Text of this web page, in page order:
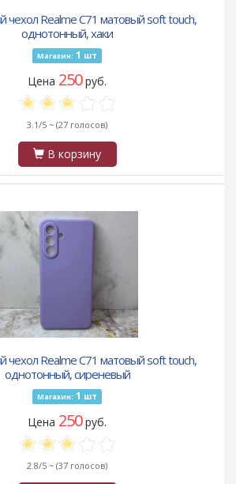
чехол Realme C71 матовый soft touch,
однотонный, хаки
Магазин: 1 шт
Цена 250руб.
3.1/5 ~ (27 голосов)
В корзину
чехол Realme C71 матовый soft touch,
однотонный, сиреневый
Магазин: 1 шт
Цена 250руб.
2.8/5 ~ (37 голосов)